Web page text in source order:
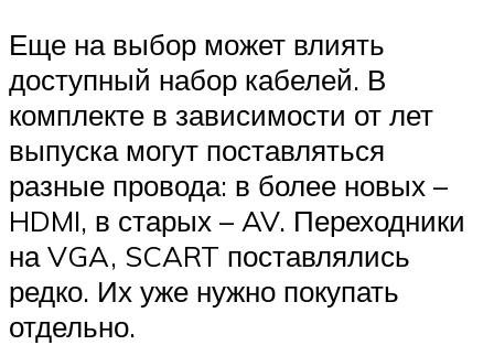
Еще на выбор может влиять
доступный набор кабелей. В
комплекте в зависимости от лет
выпуска могут поставляться
разные провода: в более новых –
HDMI, в старых – AV. Переходники
на VGA, SCART поставлялись
редко. Их уже нужно покупать
отдельно.